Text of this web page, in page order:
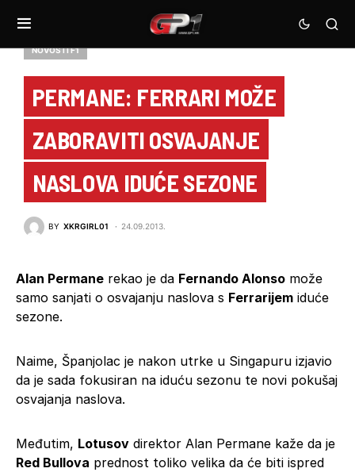
NOVOSTI F1
PERMANE: FERRARI MOŽE
ZABORAVITI OSVAJANJE
NASLOVA IDUĆE SEZONE
BY XKRGIRL01 24.09.2013.
Alan Permane rekao je da Fernando Alonso može
samo sanjati o osvajanju naslova s Ferrarijem iduće
sezone.
Naime, Španjolac je nakon utrke u Singapuru izjavio
da je sada fokusiran na iduću sezonu te novi pokušaj
osvajanja naslova.
Međutim, Lotusov direktor Alan Permane kaže da je
Red Bullova prednost toliko velika da će biti ispred